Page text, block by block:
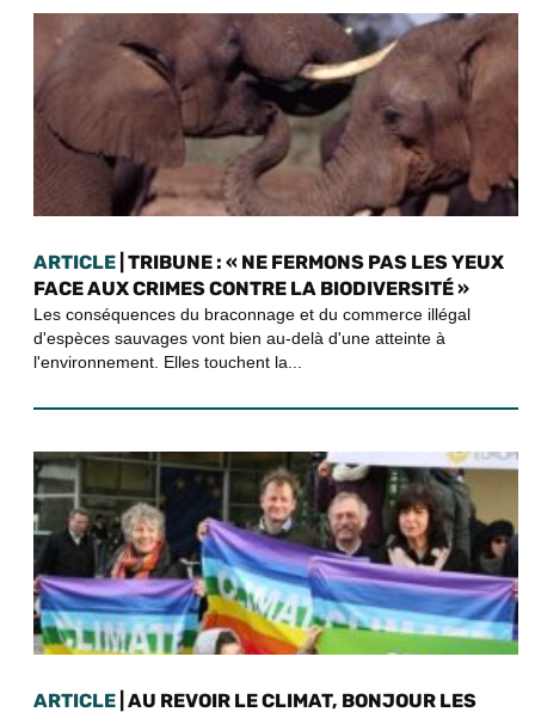
ARTICLE | TRIBUNE : « NE FERMONS PAS LES YEUX
FACE AUX CRIMES CONTRE LA BIODIVERSITÉ »
Les conséquences du braconnage et du commerce illégal
d'espèces sauvages vont bien au-delà d'une atteinte à
l'environnement. Elles touchent la...
ARTICLE | AU REVOIR LE CLIMAT, BONJOUR LES